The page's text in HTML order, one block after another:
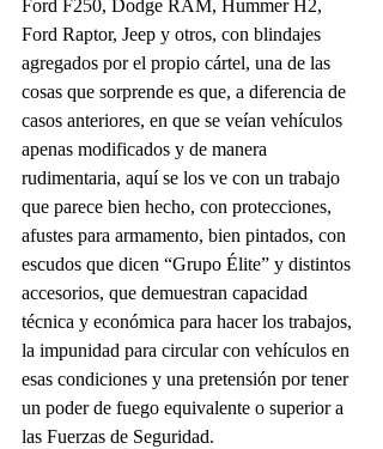
Ford F250, Dodge RAM, Hummer H2,
Ford Raptor, Jeep y otros, con blindajes
agregados por el propio cártel, una de las
cosas que sorprende es que, a diferencia de
casos anteriores, en que se veían vehículos
apenas modificados y de manera
rudimentaria, aquí se los ve con un trabajo
que parece bien hecho, con protecciones,
afustes para armamento, bien pintados, con
escudos que dicen “Grupo Élite” y distintos
accesorios, que demuestran capacidad
técnica y económica para hacer los trabajos,
la impunidad para circular con vehículos en
esas condiciones y una pretensión por tener
un poder de fuego equivalente o superior a
las Fuerzas de Seguridad.